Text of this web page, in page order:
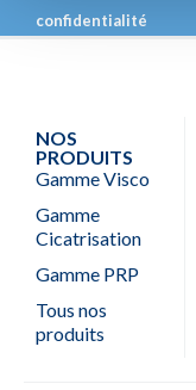
EN SAVOIR PLUS
confidentialité
NOS
PRODUITS
Gamme Visco
Gamme
Cicatrisation
Gamme PRP
Tous nos
produits